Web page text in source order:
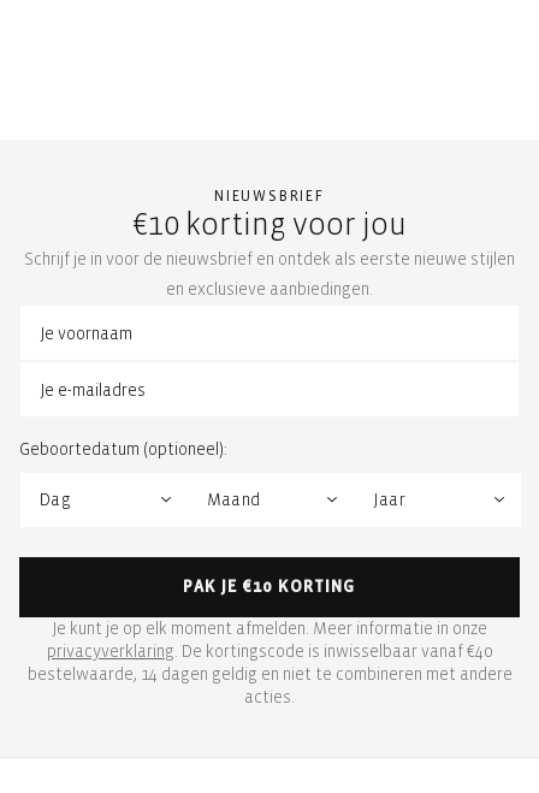
NIEUWSBRIEF
€10 korting voor jou
Schrijf je in voor de nieuwsbrief en ontdek als eerste nieuwe stijlen
en exclusieve aanbiedingen.
Geboortedatum (optioneel):
PAK JE €10 KORTING
Je kunt je op elk moment afmelden. Meer informatie in onze
privacyverklaring . De kortingscode is inwisselbaar vanaf €40
bestelwaarde, 14 dagen geldig en niet te combineren met andere
acties.